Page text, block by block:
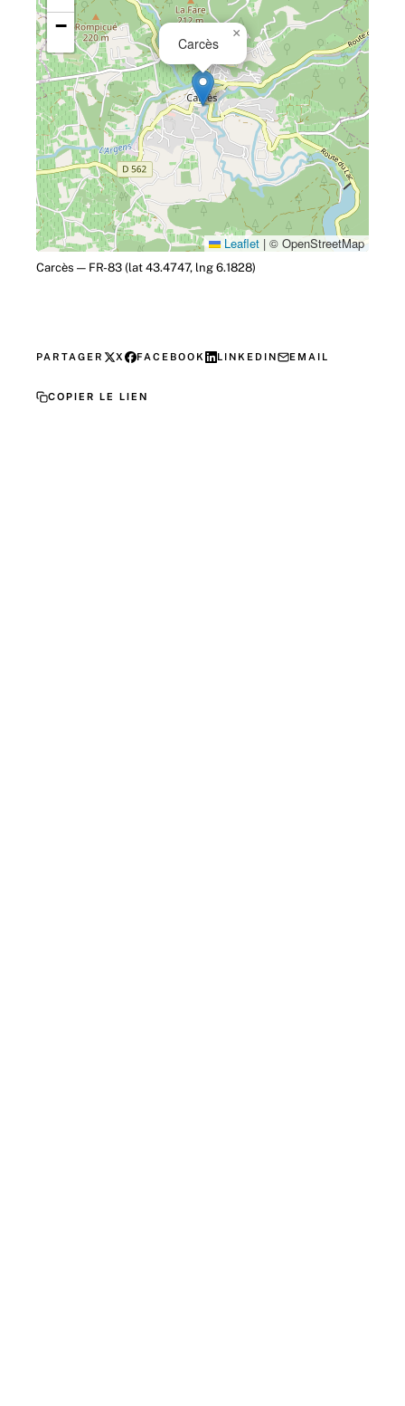
Carcès
×
−
Leaflet | © OpenStreetMap
Carcès — FR-83 (lat 43.4747, lng 6.1828)
PARTAGER X FACEBOOK LINKEDIN EMAIL
COPIER LE LIEN